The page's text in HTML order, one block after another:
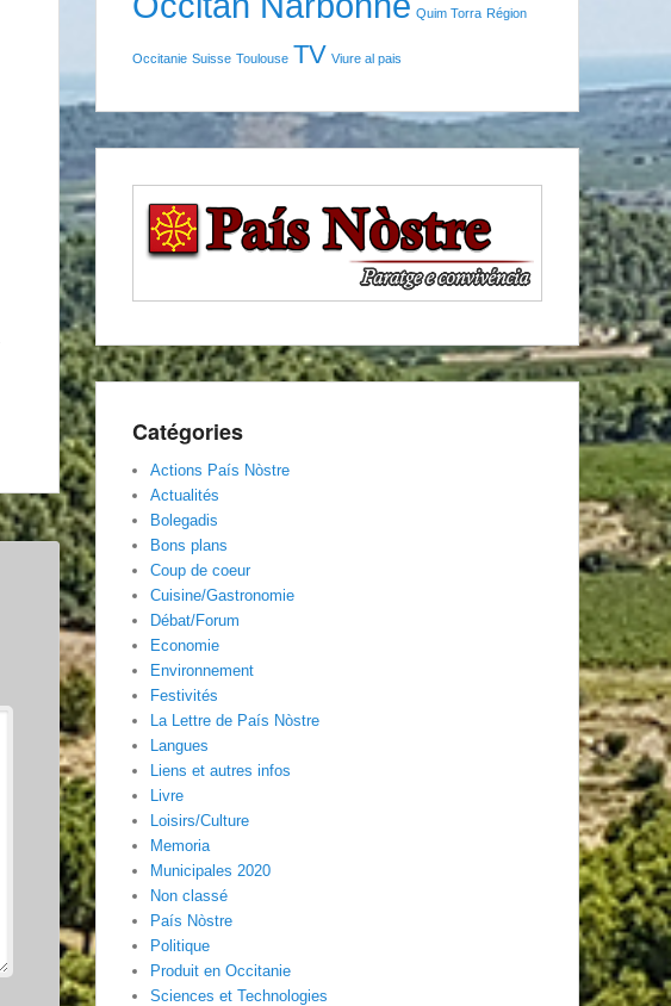
Quim Torra Région
Occitanie Suisse Toulouse TV Viure al pais
Catégories
Actions País Nòstre
Actualités
Bolegadis
Bons plans
Coup de coeur
Cuisine/Gastronomie
Débat/Forum
Economie
Environnement
Festivités
La Lettre de País Nòstre
Langues
Liens et autres infos
Livre
Loisirs/Culture
Memoria
Municipales 2020
Non classé
País Nòstre
Politique
Produit en Occitanie
Sciences et Technologies